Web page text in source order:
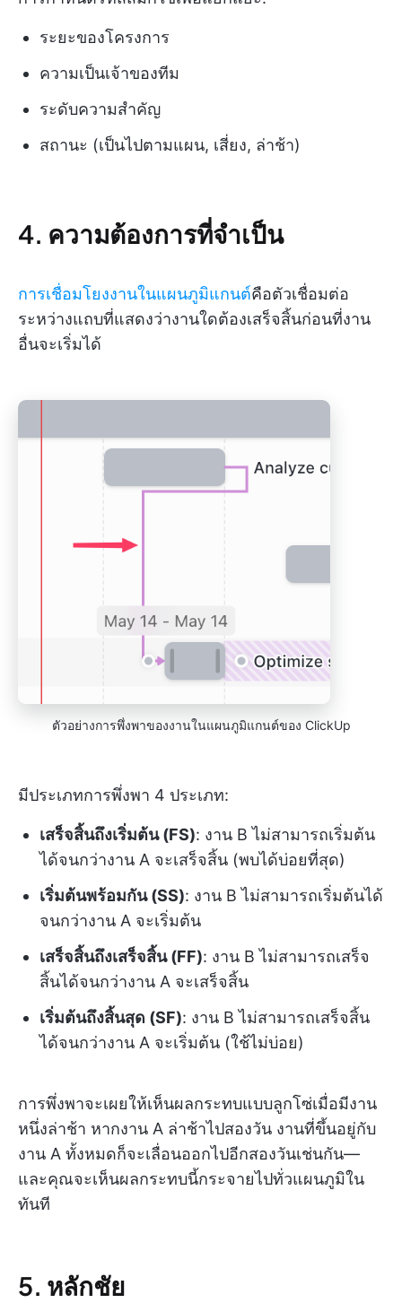
ระยะของโครงการ
ความเป็นเจ้าของทีม
ระดับความสำคัญ
สถานะ (เป็นไปตามแผน, เสี่ยง, ล่าช้า)
4. ความต้องการที่จำเป็น
การเชื่อมโยงงานในแผนภูมิแกนต์คือตัวเชื่อมต่อ
ระหว่างแถบที่แสดงว่างานใดต้องเสร็จสิ้นก่อนที่งาน
อื่นจะเริ่มได้
ตัวอย่างการพึ่งพาของงานในแผนภูมิแกนต์ของ ClickUp
มีประเภทการพึ่งพา 4 ประเภท:
เสร็จสิ้นถึงเริ่มต้น (FS): งาน B ไม่สามารถเริ่มต้น
ได้จนกว่างาน A จะเสร็จสิ้น (พบได้บ่อยที่สุด)
เริ่มต้นพร้อมกัน (SS): งาน B ไม่สามารถเริ่มต้นได้
จนกว่างาน A จะเริ่มต้น
เสร็จสิ้นถึงเสร็จสิ้น (FF): งาน B ไม่สามารถเสร็จ
สิ้นได้จนกว่างาน A จะเสร็จสิ้น
เริ่มต้นถึงสิ้นสุด (SF): งาน B ไม่สามารถเสร็จสิ้น
ได้จนกว่างาน A จะเริ่มต้น (ใช้ไม่บ่อย)
การพึ่งพาจะเผยให้เห็นผลกระทบแบบลูกโซ่เมื่อมีงาน
หนึ่งล่าช้า หากงาน A ล่าช้าไปสองวัน งานที่ขึ้นอยู่กับ
งาน A ทั้งหมดก็จะเลื่อนออกไปอีกสองวันเช่นกัน—
และคุณจะเห็นผลกระทบนี้กระจายไปทั่วแผนภูมิใน
ทันที
5. หลักชัย